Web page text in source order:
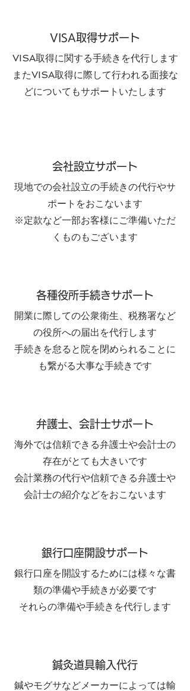
VISA取得サポート
VISA取得に関する手続きを代行します
​またVISA取得に際して行われる面接な
どについてもサポートいたします
会社設立サポート
現地での会社設立の手続きの代行やサ
ポートをおこないます
​※定款など一部お客様にご準備いただ
くものもございます
各種役所手続きサポート
開業に際しての公衆衛生、税務署など
の役所への届出を代行します
​手続きを怠ると院を閉められることに
も繋がる大事な手続きです
弁護士、会計士サポート
海外では信頼できる弁護士や会計士の
存在がとても大きいです
​会計業務の代行や信頼できる弁護士や
会計士の紹介などをおこないます
銀行口座開設サポート
銀行口座を開設するためには様々な書
類の準備や手続きが必要です
​それらの準備や手続きを代行します
鍼灸道具輸入代行
鍼やモグサなどメーカーによっては輸